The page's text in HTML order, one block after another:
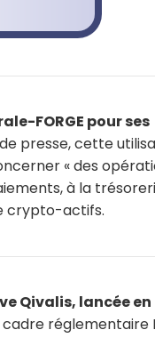
FORGE pour ses
presse, cette
« des
à la
crypto-actifs.
Qivalis, lancée en
réglementaire